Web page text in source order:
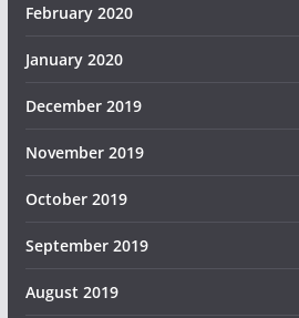
February 2020
January 2020
December 2019
November 2019
October 2019
September 2019
August 2019